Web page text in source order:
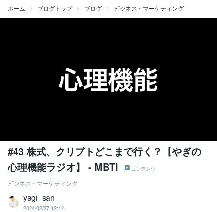
ホーム ブログトップ ブログ ビジネス・マーケティング
#43 株式、クリプトどこまで行く？【やぎの
心理機能ラジオ】 - MBTI
コンテンツ
ビジネス・マーケティング
yagi_san
2024/02/27 12:12